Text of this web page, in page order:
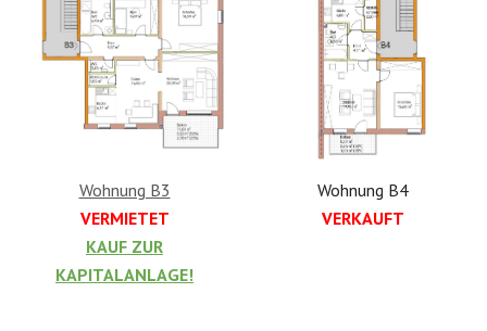
Wohnung B3
VERMIETET
KAUF ZUR
KAPITALANLAGE!
Wohnung B4
VERKAUFT